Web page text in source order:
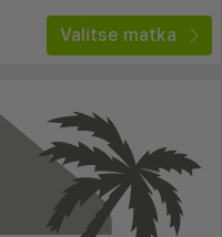
Valitse matka